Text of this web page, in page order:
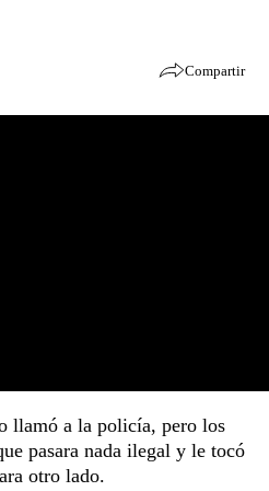
Compartir
llamó a la policía, pero los
pasara nada ilegal y le tocó
otro lado.